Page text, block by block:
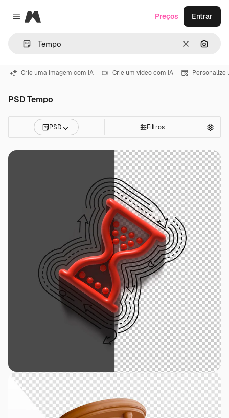
Close menu
Magnific
Limpar
Preços Entrar
Crie uma imagem com IA Crie um vídeo com IA Personalize
PSD Tempo
PSD Filtros